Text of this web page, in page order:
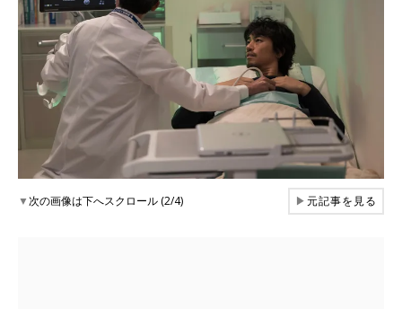
▼次の画像は下へスクロール (2/4) ▶元記事を見る